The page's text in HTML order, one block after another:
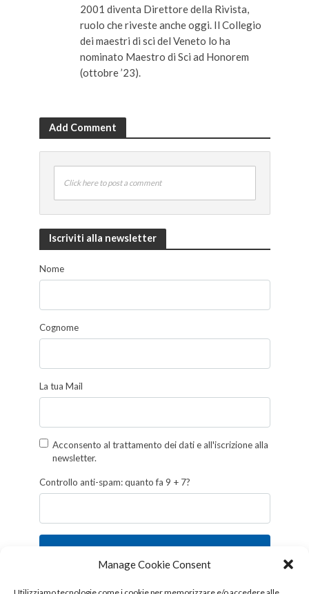
Manage Cookie Consent
2001 diventa Direttore della Rivista,
ruolo che riveste anche oggi. Il Collegio
dei maestri di sci del Veneto lo ha
nominato Maestro di Sci ad Honorem
(ottobre ’23).
Add Comment
Click here to post a comment
Iscriviti alla newsletter
Nome
Cognome
La tua Mail
Acconsento al trattamento dei dati e all'iscrizione alla
newsletter.
Controllo anti-spam: quanto fa 9 + 7?
Iscriviti
Follow us!